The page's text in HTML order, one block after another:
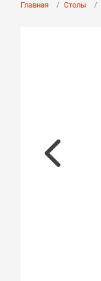
Главная Столы